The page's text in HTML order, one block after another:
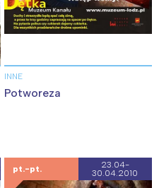
INNE
Potworeza
pt.-pt.
23.04-
30.04.2010